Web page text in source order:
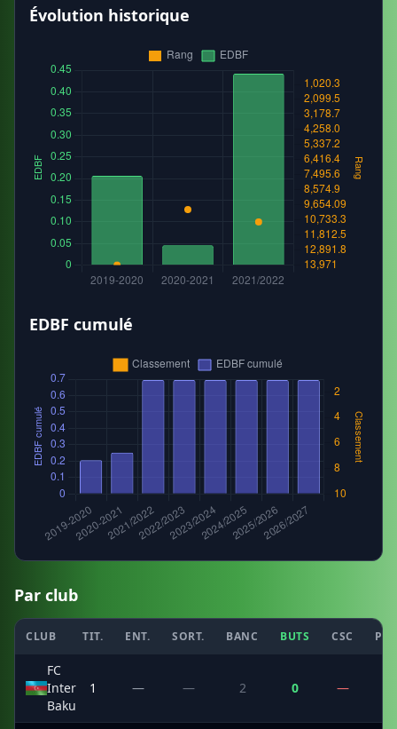
Évolution historique
EDBF cumulé
Par club
CLUB TIT. ENT. SORT. BANC BUTS CSC
FC
Inter
Baku
1 — — 2 0 —